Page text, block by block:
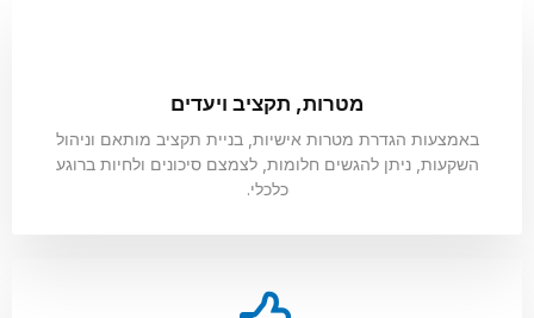
מטרות, תקציב ויעדים
באמצעות הגדרת מטרות אישיות, בניית תקציב מותאם וניהול
השקעות, ניתן להגשים חלומות, לצמצם סיכונים ולחיות ברוגע
כלכלי.